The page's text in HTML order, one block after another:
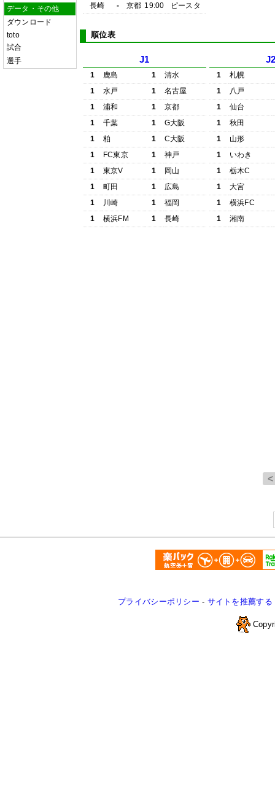
データ・その他
ダウンロード
toto
試合
選手
長崎
- 京都 19:00 ピースタ
順位表
J1
1 鹿島 1
清水
1
水戸 1
名古屋
1
浦和 1
京都
1
千葉 1
G大阪
1
柏 1
C大阪
1
FC東京 1
神戸
1
東京V 1
岡山
1
町田 1
広島
1
川崎 1
福岡
1
横浜FM 1 長崎
1
札幌
1
八戸
1
仙台
1
秋田
1
山形
1
いわき
1
栃木C
1
大宮
1
横浜FC
1
湘南
プライバシーポリシー - サイトを推薦する